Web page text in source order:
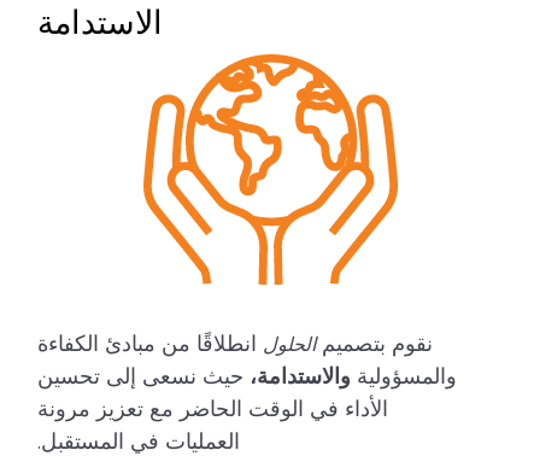
الاستدامة
نقوم بتصميمالحلول انطلاقًا من مبادئ الكفاءة
والمسؤولية والاستدامة، حيث نسعى إلى تحسين
الأداء في الوقت الحاضر مع تعزيز مرونة
العمليات في المستقبل.